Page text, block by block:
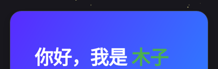
你好，我是木子